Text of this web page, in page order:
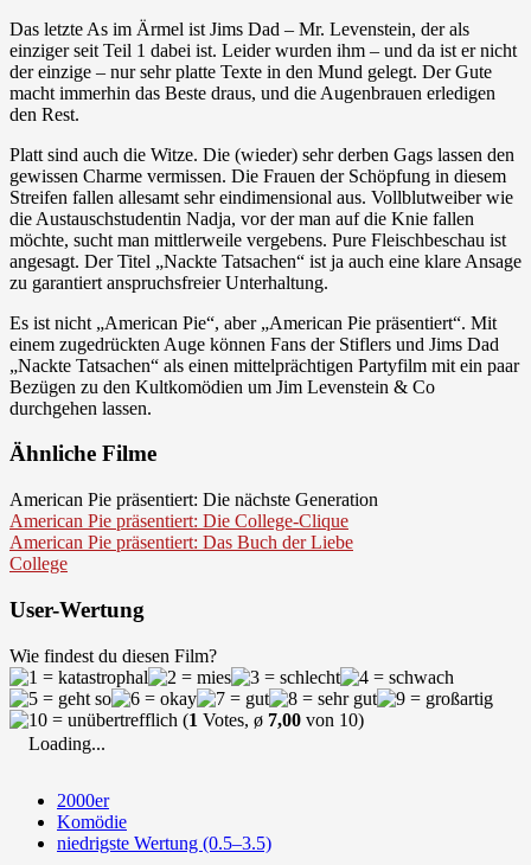
Das letzte As im Ärmel ist Jims Dad – Mr. Levenstein, der als
einziger seit Teil 1 dabei ist. Leider wurden ihm – und da ist er nicht
der einzige – nur sehr platte Texte in den Mund gelegt. Der Gute
macht immerhin das Beste draus, und die Augenbrauen erledigen
den Rest.
Platt sind auch die Witze. Die (wieder) sehr derben Gags lassen den
gewissen Charme vermissen. Die Frauen der Schöpfung in diesem
Streifen fallen allesamt sehr eindimensional aus. Vollblutweiber wie
die Austauschstudentin Nadja, vor der man auf die Knie fallen
möchte, sucht man mittlerweile vergebens. Pure Fleischbeschau ist
angesagt. Der Titel „Nackte Tatsachen“ ist ja auch eine klare Ansage
zu garantiert anspruchsfreier Unterhaltung.
Es ist nicht „American Pie“, aber „American Pie präsentiert“. Mit
einem zugedrückten Auge können Fans der Stiflers und Jims Dad
„Nackte Tatsachen“ als einen mittelprächtigen Partyfilm mit ein paar
Bezügen zu den Kultkomödien um Jim Levenstein & Co
durchgehen lassen.
Ähnliche Filme
American Pie präsentiert: Die nächste Generation
American Pie präsentiert: Die College-Clique
American Pie präsentiert: Das Buch der Liebe
College
User-Wertung
Wie findest du diesen Film?
(1 Votes, ø 7,00 von 10)
Loading...
2000er
Komödie
niedrigste Wertung (0.5–3.5)